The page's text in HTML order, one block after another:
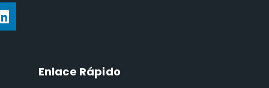
Enlace Rápido